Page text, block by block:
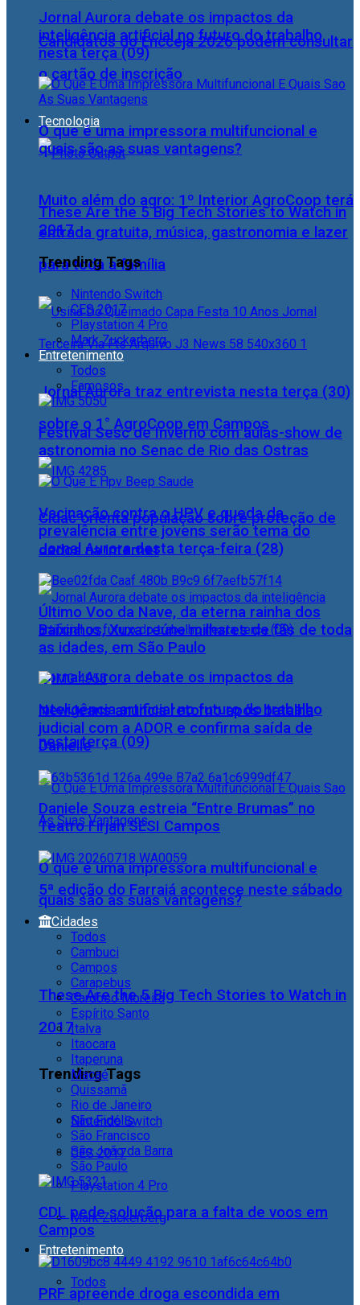
Candidatos do Encceja 2026 podem consultar
o cartão de inscrição
Tecnologia
Muito além do agro: 1º Interior AgroCoop terá
entrada gratuita, música, gastronomia e lazer
para toda a família
Jornal Aurora traz entrevista nesta terça (30)
sobre o 1° AgroCoop em Campos
Cidac orienta população sobre proteção de
dados na internet
Jornal Aurora debate os impactos da
inteligência artificial no futuro do trabalho
nesta terça (09)
O que é uma impressora multifuncional e
quais são as suas vantagens?
These Are the 5 Big Tech Stories to Watch in
2017
Trending Tags
Nintendo Switch
CES 2017
Playstation 4 Pro
Mark Zuckerberg
Entretenimento
Todos
Jornal Aurora debate os impactos da
inteligência artificial no futuro do trabalho
nesta terça (09)
O que é uma impressora multifuncional e
quais são as suas vantagens?
These Are the 5 Big Tech Stories to Watch in
2017
Trending Tags
Nintendo Switch
CES 2017
Playstation 4 Pro
Mark Zuckerberg
Entretenimento
Todos
Famosos
Festival Sesc de Inverno com aulas-show de
astronomia no Senac de Rio das Ostras
Vacinação contra o HPV e queda da
prevalência entre jovens serão tema do
Jornal Aurora desta terça-feira (28)
Último Voo da Nave, da eterna rainha dos
Baixinhos, Xuxa reúne milhares de fãs de toda
as idades, em São Paulo
NewJeans anuncia retorno após batalha
judicial com a ADOR e confirma saída de
Danielle
Daniele Souza estreia “Entre Brumas” no
Teatro Firjan SESI Campos
5ª edição do Farraiá acontece neste sábado
Cidades
Todos
Cambuci
Campos
Carapebus
Cardoso Moreira
Espírito Santo
Italva
Itaocara
Itaperuna
Macaé
Quissamã
Rio de Janeiro
São Fidélis
São Francisco
São João da Barra
São Paulo
CDL pede solução para a falta de voos em
Campos
PRF apreende droga escondida em